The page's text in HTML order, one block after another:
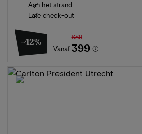
Aan het strand
Late check-out
-42%
Vanaf
689
399